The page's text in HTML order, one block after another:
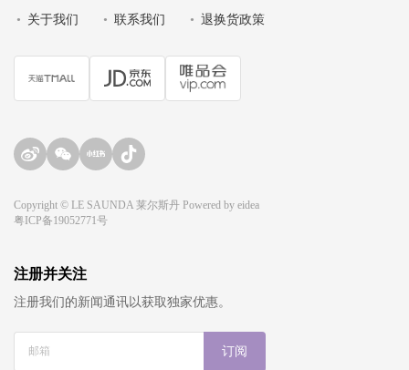
• 关于我们 • 联系我们 • 退换货政策
Copyright © LE SAUNDA 莱尔斯丹 Powered by eidea
粤ICP备19052771号
注册并关注
注册我们的新闻通讯以获取独家优惠。
订阅